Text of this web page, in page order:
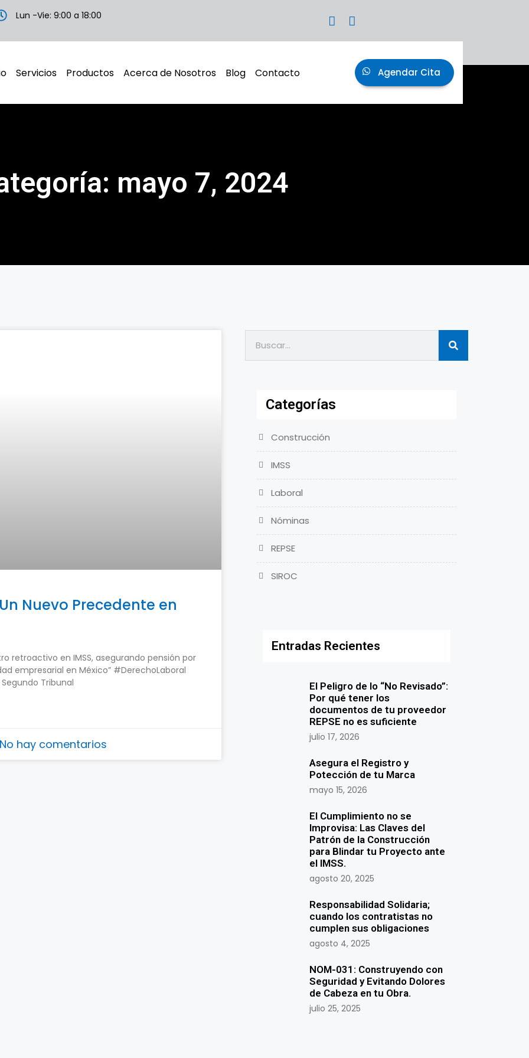
Lun -Vie: 9:00 a 18:00
Servicios Productos Acerca de Nosotros Blog Contacto Agendar Cita
mayo 7, 2024
Nuevo Precedente en
retroactivo en IMSS, asegurando pensión por
empresarial en México” #DerechoLaboral
Tribunal
hay comentarios
Categorías
Construcción
IMSS
Laboral
Nóminas
REPSE
SIROC
Entradas Recientes
El Peligro de lo “No Revisado”:
Por qué tener los
documentos de tu proveedor
REPSE no es suficiente
julio 17, 2026
Asegura el Registro y
Potección de tu Marca
mayo 15, 2026
El Cumplimiento no se
Improvisa: Las Claves del
Patrón de la Construcción
para Blindar tu Proyecto ante
el IMSS.
agosto 20, 2025
Responsabilidad Solidaria;
cuando los contratistas no
cumplen sus obligaciones
agosto 4, 2025
NOM-031: Construyendo con
Seguridad y Evitando Dolores
de Cabeza en tu Obra.
julio 25, 2025